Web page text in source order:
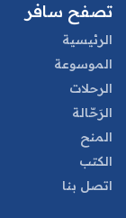
تصفح سافر
الرئيسية
الموسوعة
الرحلات
الرَحّالة
المنح
الكتب
اتصل بنا